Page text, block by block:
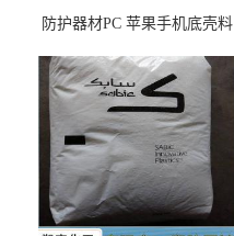
防护器材PC 苹果手机底壳料
之忧